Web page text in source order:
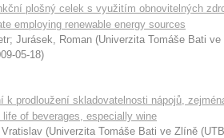
plošný celek s využitím obnovitelných
employing renewable energy sources
; Jurásek, Roman (Univerzita Tomáše Bati
05-18)
k prodloužení skladovatelnosti nápojů,
life of beverages, especially wine
(Univerzita Tomáše Bati ve Zlíně